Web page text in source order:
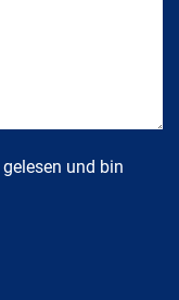
gelesen und bin